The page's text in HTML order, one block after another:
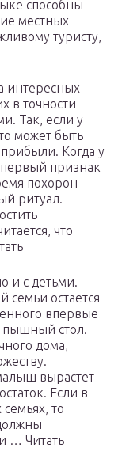
способны
местных
туристу,
интересных
в точности
Так, если у
может быть
Когда у
признак
похорон
ритуал.
что
и с детьми.
семьи остается
впервые
пышный стол.
дома,
вырастет
Если в
то
… Читать